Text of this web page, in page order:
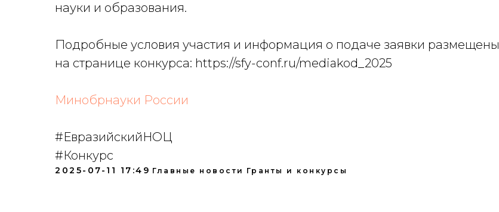
науки и образования.
Подробные условия участия и информация о подаче заявки размещены
на странице конкурса: https://sfy-conf.ru/mediakod_2025
Минобрнауки России
#ЕвразийскийНОЦ
#Конкурс
2025-07-11 17:49 Главные новости Гранты и конкурсы